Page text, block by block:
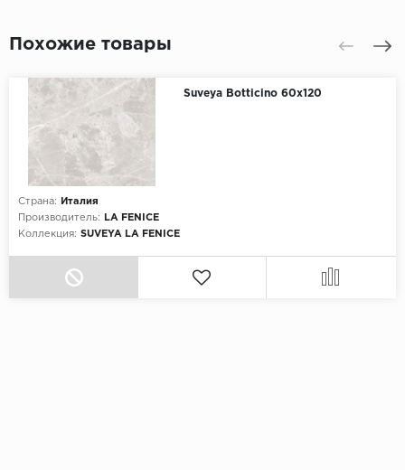
Похожие товары
Suveya Botticino 60х120
Страна:
Италия
Производитель:
LA FENICE
Коллекция: SUVEYA LA FENICE